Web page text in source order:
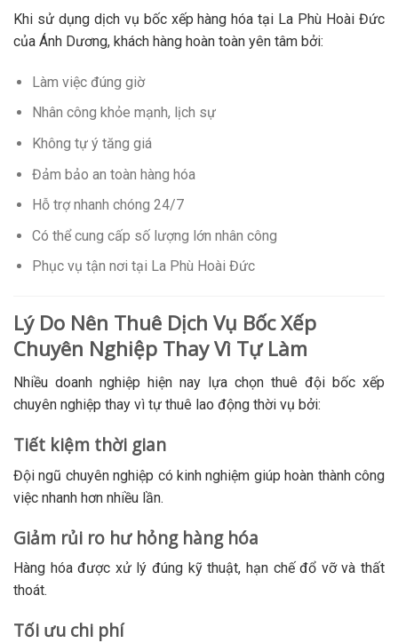
Khi sử dụng dịch vụ bốc xếp hàng hóa tại La Phù Hoài Đức
của Ánh Dương, khách hàng hoàn toàn yên tâm bởi:
Làm việc đúng giờ
Nhân công khỏe mạnh, lịch sự
Không tự ý tăng giá
Đảm bảo an toàn hàng hóa
Hỗ trợ nhanh chóng 24/7
Có thể cung cấp số lượng lớn nhân công
Phục vụ tận nơi tại La Phù Hoài Đức
Lý Do Nên Thuê Dịch Vụ Bốc Xếp
Chuyên Nghiệp Thay Vì Tự Làm
Nhiều doanh nghiệp hiện nay lựa chọn thuê đội bốc xếp
chuyên nghiệp thay vì tự thuê lao động thời vụ bởi:
Tiết kiệm thời gian
Đội ngũ chuyên nghiệp có kinh nghiệm giúp hoàn thành công
việc nhanh hơn nhiều lần.
Giảm rủi ro hư hỏng hàng hóa
Hàng hóa được xử lý đúng kỹ thuật, hạn chế đổ vỡ và thất
thoát.
Tối ưu chi phí